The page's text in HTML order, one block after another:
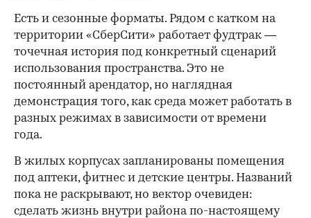
Есть и сезонные форматы. Рядом с катком на
территории «СберСити» работает фудтрак —
точечная история под конкретный сценарий
использования пространства. Это не
постоянный арендатор, но наглядная
демонстрация того, как среда может работать в
разных режимах в зависимости от времени
года.
В жилых корпусах запланированы помещения
под аптеки, фитнес и детские центры. Названий
пока не раскрывают, но вектор очевиден:
сделать жизнь внутри района по-настоящему